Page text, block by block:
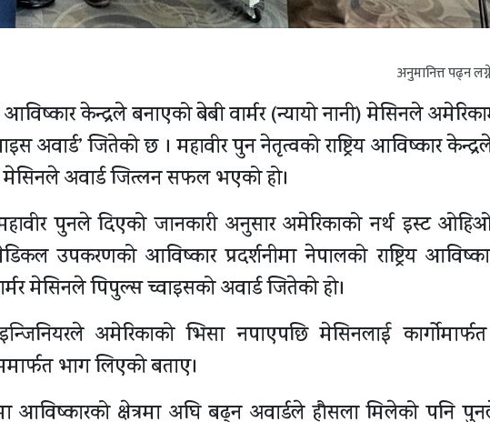
अनुमानित्त पढ्न
आविष्कार केन्द्रले बनाएको बेबी वार्मर (न्यायो नानी) मेसिनले
अवार्ड’ जितेको छ । महावीर पुन नेतृत्वको राष्ट्रिय आविष्कार
मेसिनले अवार्ड जित्लन सफल भएको हो।
पुनले दिएको जानकारी अनुसार अमेरिकाको नर्थ इस्ट
उपकरणको आविष्कार प्रदर्शनीमा नेपालको राष्ट्रिय
मेसिनले पिपुल्स च्वाइसको अवार्ड जितेको हो।
अमेरिकाको भिसा नपाएपछि मेसिनलाई
भाग लिएको बताए।
आविष्कारको क्षेत्रमा अघि बढ्न अवार्डले हौसला मिलेको पनि